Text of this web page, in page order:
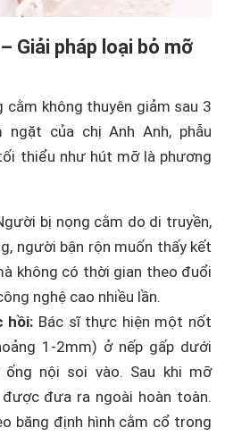
Giải pháp loại bỏ mỡ
không thuyên giảm sau 3
ngặt của chị Anh Anh, phẫu
thiểu như hút mỡ là phương
bị nọng cằm do di truyền,
người bận rộn muốn thấy kết
không có thời gian theo đuổi
nghệ cao nhiều lần.
hồi: Bác sĩ thực hiện một nốt
1-2mm) ở nếp gấp dưới
nội soi vào. Sau khi mỡ
đưa ra ngoài hoàn toàn.
băng định hình cằm cổ trong